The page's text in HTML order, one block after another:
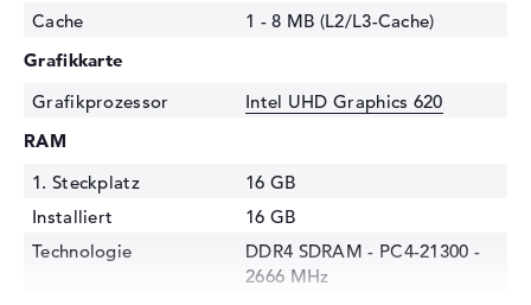
Cache
1 - 8 MB (L2/L3-Cache)
Grafikkarte
Grafikprozessor
Intel UHD Graphics 620
RAM
1. Steckplatz
16 GB
Installiert
16 GB
Technologie
DDR4 SDRAM - PC4-21300 -
2666 MHz